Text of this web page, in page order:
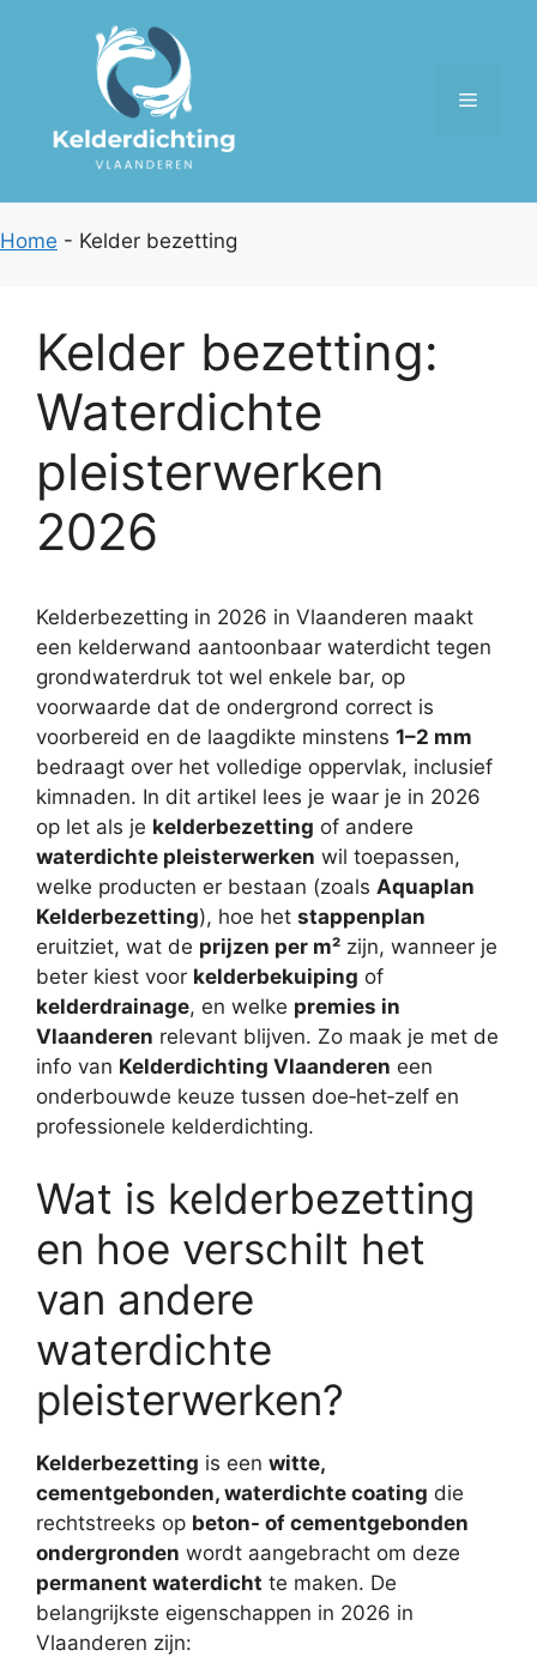
Menu
Home - Kelder bezetting
Kelder bezetting:
Waterdichte
pleisterwerken
2026
Kelderbezetting in 2026 in Vlaanderen maakt
een kelderwand aantoonbaar waterdicht tegen
grondwaterdruk tot wel enkele bar, op
voorwaarde dat de ondergrond correct is
voorbereid en de laagdikte minstens 1–2 mm
bedraagt over het volledige oppervlak, inclusief
kimnaden. In dit artikel lees je waar je in 2026
op let als je kelderbezetting of andere
waterdichte pleisterwerken wil toepassen,
welke producten er bestaan (zoals Aquaplan
Kelderbezetting), hoe het stappenplan
eruitziet, wat de prijzen per m² zijn, wanneer je
beter kiest voor kelderbekuiping of
kelderdrainage, en welke premies in
Vlaanderen relevant blijven. Zo maak je met de
info van Kelderdichting Vlaanderen een
onderbouwde keuze tussen doe‑het‑zelf en
professionele kelderdichting.
Wat is kelderbezetting
en hoe verschilt het
van andere
waterdichte
pleisterwerken?
Kelderbezetting is een witte,
cementgebonden, waterdichte coating die
rechtstreeks op beton- of cementgebonden
ondergronden wordt aangebracht om deze
permanent waterdicht te maken. De
belangrijkste eigenschappen in 2026 in
Vlaanderen zijn: